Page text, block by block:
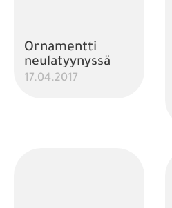
Ornamentti
neulatyynyssä
17.04.2017